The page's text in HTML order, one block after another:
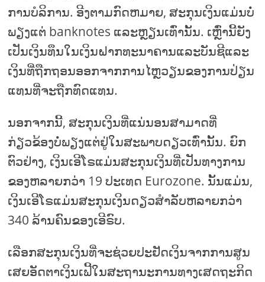
ການບໍລິການ. ອີງຕາມກົດຫມາຍ, ສະກຸນເງິນແມ່ນບໍ່
ພຽງແຕ່ banknotes ແລະຫຼຽນເທົ່ານັ້ນ. ເຫຼົ່ານີ້ຍັງ
ເປັນເງິນທຶນໃນເງິນຝາກທະນາຄານແລະບັນຊີແລະ
ເງິນທີ່ຖືກຖອນອອກຈາກການໄຫຼວຽນຂອງການປ່ຽນ
ແທນທີ່ຈະຖືກທົດແທນ.
ນອກຈາກນີ້, ສະກຸນເງິນທີ່ແນ່ນອນສາມາດທີ່
ກ່ຽວຂ້ອງບໍ່ພຽງແຕ່ຢູ່ໃນສະພາບດຽວເທົ່ານັ້ນ. ຍົກ
ຕົວຢ່າງ, ເງິນເອີໂຣແມ່ນສະກຸນເງິນທີ່ເປັນທາງການ
ຂອງຫລາຍກວ່າ 19 ປະເທດ Eurozone. ນັ້ນແມ່ນ,
ເງິນເອີໂຣແມ່ນສະກຸນເງິນດຽວສໍາລັບຫລາຍກວ່າ
340 ລ້ານຄົນຂອງເອີຣົບ.
ເລືອກສະກຸນເງິນທີ່ຈະຊ່ວຍປະຢັດເງິນຈາກການສູນ
ເສຍອັດຕາເງິນເຟີ້ໃນສະຖານະການທາງເສດຖະກິດ